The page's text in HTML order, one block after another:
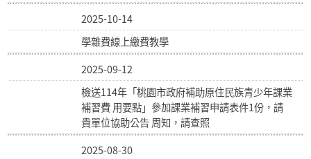
2025-10-14
學雜費線上繳費教學
2025-09-12
檢送114年「桃園市政府補助原住民族青少年課業
補習費 用要點」參加課業補習申請表件1份，請
貴單位協助公告 周知，請查照
2025-08-30